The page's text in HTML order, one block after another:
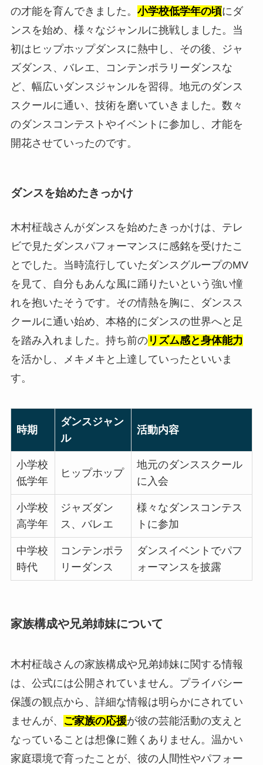
の才能を育んできました。 小学校低学年の頃にダ
ンスを始め、様々なジャンルに挑戦しました。当
初はヒップホップダンスに熱中し、その後、ジャ
ズダンス、バレエ、コンテンポラリーダンスな
ど、幅広いダンスジャンルを習得。地元のダンス
スクールに通い、技術を磨いていきました。数々
のダンスコンテストやイベントに参加し、才能を
開花させていったのです。
ダンスを始めたきっかけ
木村柾哉さんがダンスを始めたきっかけは、テレ
ビで見たダンスパフォーマンスに感銘を受けたこ
とでした。当時流行していたダンスグループのMV
を見て、自分もあんな風に踊りたいという強い憧
れを抱いたそうです。その情熱を胸に、ダンスス
クールに通い始め、本格的にダンスの世界へと足
を踏み入れました。持ち前のリズム感と身体能力
を活かし、メキメキと上達していったといいま
す。
時期
ダンスジャン
ル
活動内容
小学校
低学年
ヒップホップ
地元のダンススクール
に入会
小学校
高学年
ジャズダン
ス、バレエ
様々なダンスコンテス
トに参加
中学校
時代
コンテンポラ
リーダンス
ダンスイベントでパフ
ォーマンスを披露
家族構成や兄弟姉妹について
木村柾哉さんの家族構成や兄弟姉妹に関する情報
は、公式には公開されていません。プライバシー
保護の観点から、詳細な情報は明らかにされてい
ませんが、
ご家族の応援が彼の芸能活動の支えと
なっていることは想像に難くありません。温かい
家庭環境で育ったことが、彼の人間性やパフォー